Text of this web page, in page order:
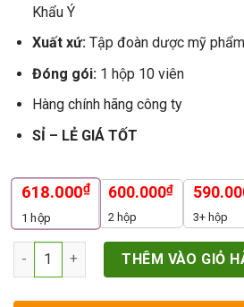
Khẩu Ý
Xuất xứ:Tập đoàn dược mỹ
Đóng gói:1 hộp 10 viên
Hàng chính hãng công ty
SỈ – LẺ GIÁ TỐT
618.000₫
1 hộp
600.000₫
2 hộp 3+ hộp
Số lượng THÊM VÀO GIỎ